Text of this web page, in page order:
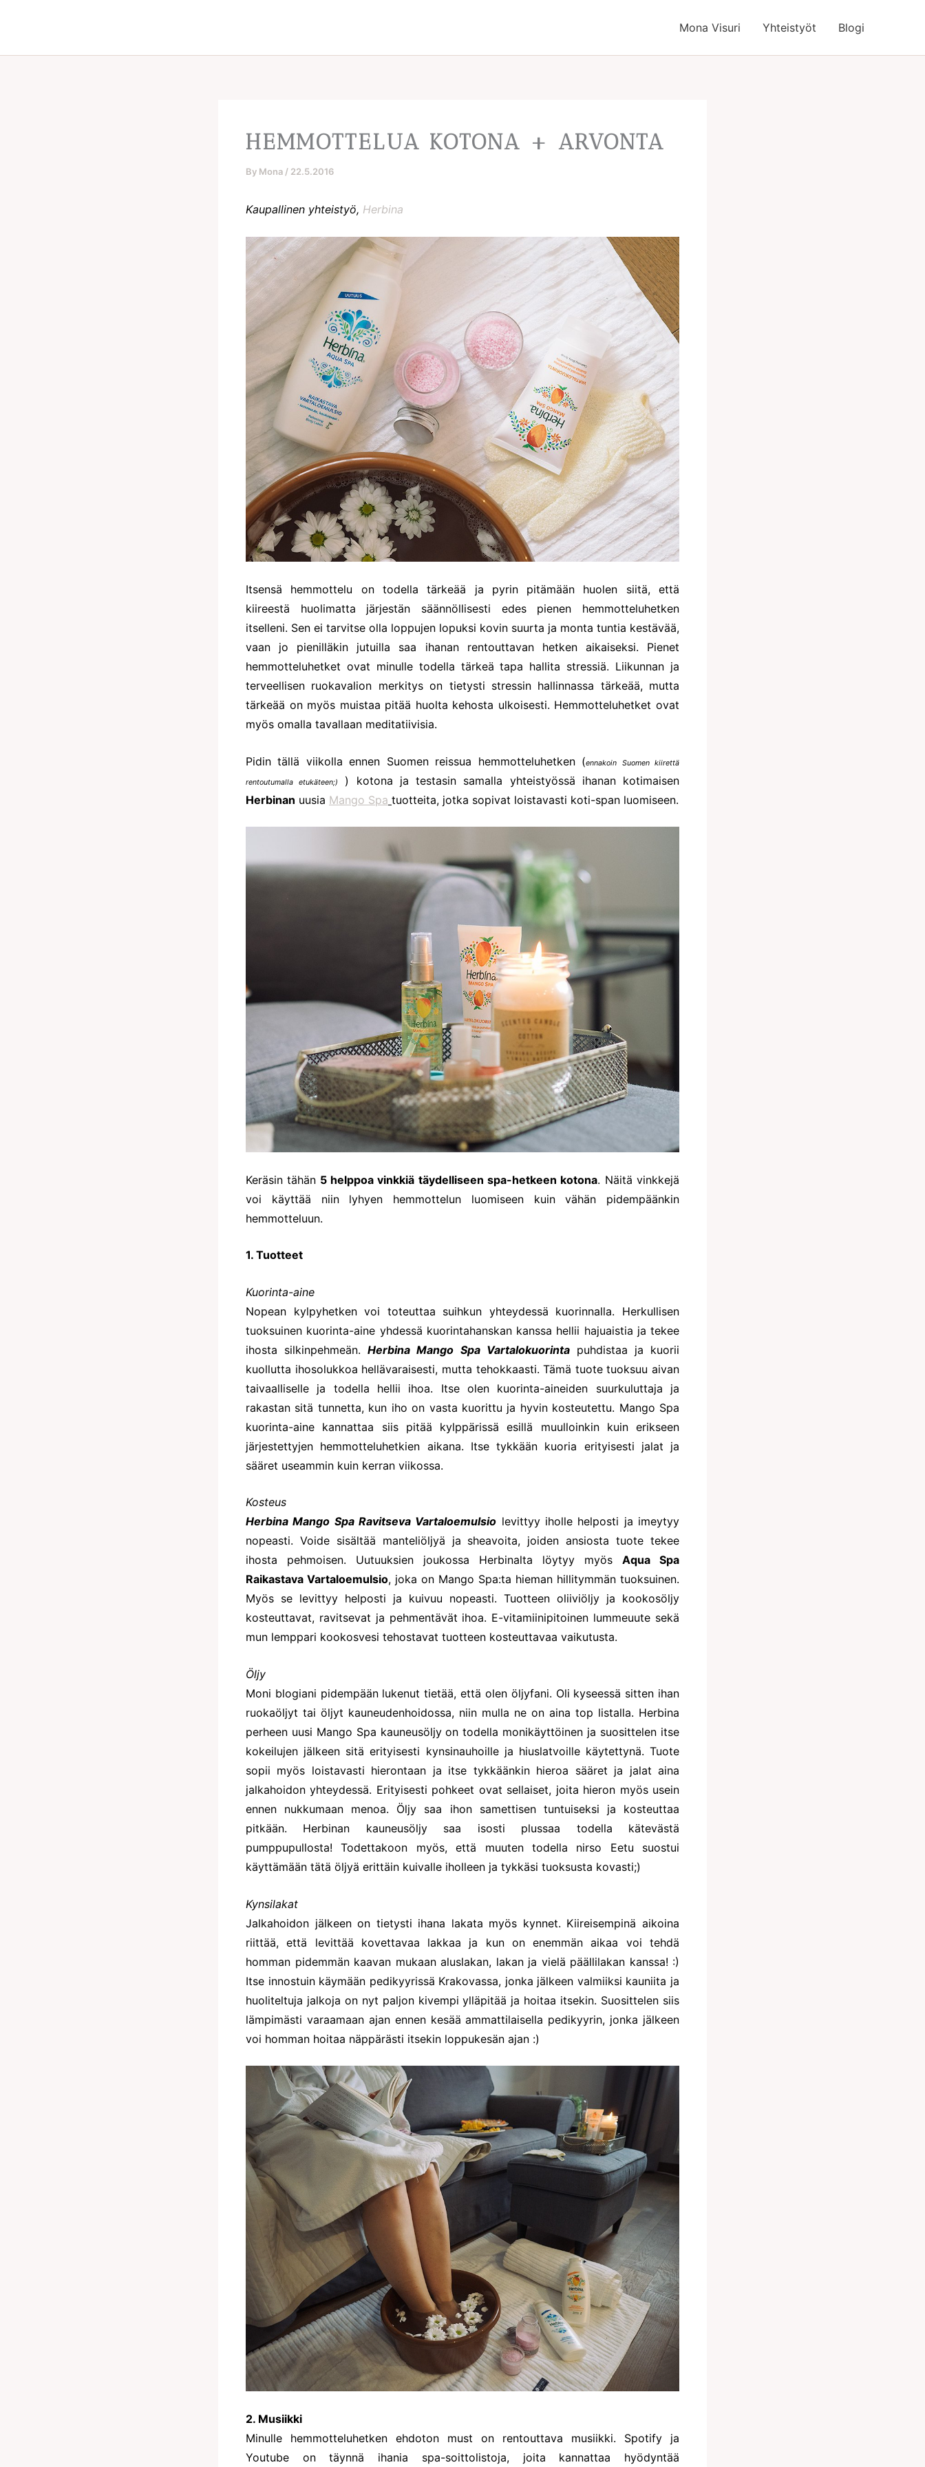
Mona Visuri Yhteistyöt Blogi
HEMMOTTELUA KOTONA + ARVONTA
By Mona / 22.5.2016
Kaupallinen yhteistyö, Herbina
Itsensä hemmottelu on todella tärkeää ja pyrin pitämään huolen siitä, että
kiireestä
huolimatta järjestän säännöllisesti edes pienen hemmotteluhetken
itselleni. Sen ei tarvitse olla loppujen lopuksi kovin suurta ja monta tuntia kestävää,
vaan jo pienilläkin jutuilla saa ihanan rentouttavan hetken aikaiseksi. Pienet
hemmotteluhetket ovat minulle todella tärkeä tapa hallita stressiä. Liikunnan ja
terveellisen ruokavalion merkitys on tietysti stressin hallinnassa tärkeää, mutta
tärkeää on myös muistaa pitää huolta kehosta ulkoisesti. Hemmotteluhetket ovat
myös omalla tavallaan meditatiivisia.
Pidin tällä viikolla ennen Suomen reissua hemmotteluhetken (ennakoin Suomen kiirettä
rentoutumalla etukäteen;)
) kotona ja testasin samalla yhteistyössä ihanan kotimaisen
Herbinan uusia Mango Spa tuotteita, jotka sopivat loistavasti koti-span luomiseen.
Keräsin tähän 5 helppoa vinkkiä täydelliseen spa-hetkeen kotona. Näitä vinkkejä
voi käyttää niin lyhyen hemmottelun luomiseen kuin vähän pidempäänkin
hemmotteluun.
1. Tuotteet
Kuorinta-aine
Nopean kylpyhetken voi toteuttaa suihkun yhteydessä kuorinnalla. Herkullisen
tuoksuinen kuorinta-aine yhdessä kuorintahanskan kanssa hellii hajuaistia ja tekee
ihosta silkinpehmeän.Herbina Mango Spa Vartalokuorintapuhdistaa ja kuorii
kuollutta ihosolukkoa hellävaraisesti, mutta tehokkaasti. Tämä tuote tuoksuu aivan
taivaalliselle ja todella hellii ihoa. Itse olen kuorinta-aineiden suurkuluttaja ja
rakastan sitä tunnetta, kun iho on vasta kuorittu ja hyvin kosteutettu. Mango Spa
kuorinta-aine kannattaa siis pitää kylppärissä esillä muulloinkin kuin erikseen
järjestettyjen hemmotteluhetkien aikana. Itse tykkään kuoria erityisesti jalat ja
sääret useammin kuin kerran viikossa.
Kosteus
Herbina Mango Spa Ravitseva Vartaloemulsio levittyy iholle helposti ja imeytyy
nopeasti. Voide sisältää manteliöljyä ja sheavoita, joiden ansiosta tuote tekee
ihosta pehmoisen. Uutuuksien joukossa Herbinalta löytyy myös Aqua Spa
Raikastava Vartaloemulsio, joka on Mango Spa:ta hieman hillitymmän tuoksuinen.
Myös se levittyy helposti ja kuivuu nopeasti. Tuotteen oliiviöljy ja kookosöljy
kosteuttavat, ravitsevat ja pehmentävät ihoa. E-vitamiinipitoinen lummeuute sekä
mun lemppari kookosvesi tehostavat tuotteen kosteuttavaa vaikutusta.
Öljy
Moni blogiani pidempään lukenut tietää, että olen öljyfani. Oli kyseessä sitten ihan
ruokaöljyt tai öljyt kauneudenhoidossa, niin mulla ne on aina top listalla. Herbina
perheen uusi Mango Spa kauneusöljy on todella monikäyttöinen ja suosittelen itse
kokeilujen jälkeen sitä erityisesti kynsinauhoille ja hiuslatvoille käytettynä. Tuote
sopii myös loistavasti hierontaan ja itse tykkäänkin hieroa sääret ja jalat aina
jalkahoidon yhteydessä. Erityisesti pohkeet ovat sellaiset, joita hieron myös usein
ennen nukkumaan menoa. Öljy saa ihon samettisen tuntuiseksi ja kosteuttaa
pitkään. Herbinan kauneusöljy saa isosti plussaa todella kätevästä
pumppupullosta! Todettakoon myös, että muuten todella nirso Eetu suostui
käyttämään tätä öljyä erittäin kuivalle iholleen ja tykkäsi tuoksusta kovasti;)
Kynsilakat
Jalkahoidon jälkeen on tietysti ihana lakata myös kynnet. Kiireisempinä aikoina
riittää, että levittää kovettavaa lakkaa ja kun on enemmän aikaa voi tehdä
homman pidemmän kaavan mukaan aluslakan, lakan ja vielä päällilakan kanssa! :)
Itse innostuin käymään pedikyyrissä Krakovassa, jonka jälkeen valmiiksi kauniita ja
huoliteltuja jalkoja on nyt paljon kivempi ylläpitää ja hoitaa itsekin. Suosittelen siis
lämpimästi varaamaan ajan ennen kesää ammattilaisella pedikyyrin, jonka jälkeen
voi homman hoitaa näppärästi itsekin loppukesän ajan :)
2. Musiikki
Minulle hemmotteluhetken ehdoton must on rentouttava musiikki. Spotify ja
Youtube on täynnä ihania spa-soittolistoja, joita kannattaa hyödyntää